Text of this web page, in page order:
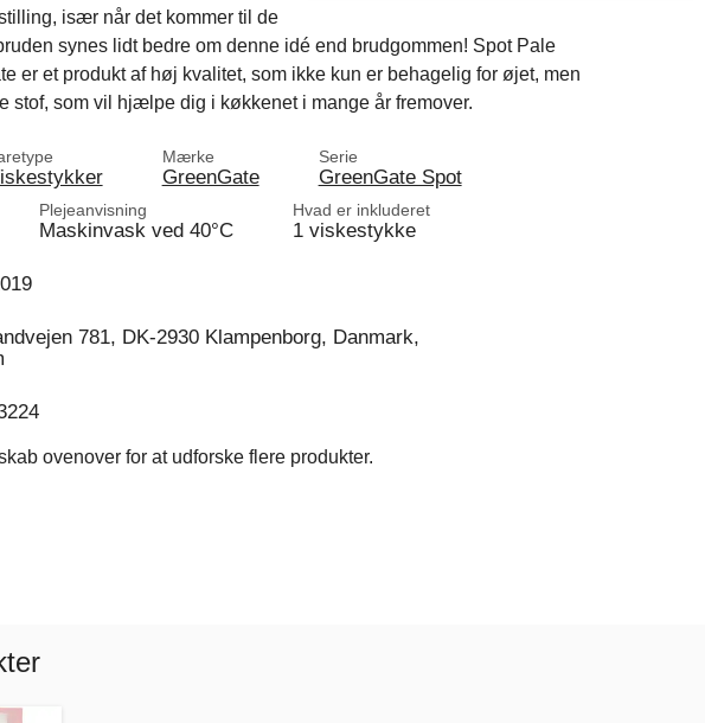
især når det kommer til de
synes lidt bedre om denne idé end brudgommen! Spot Pale
er et produkt af høj kvalitet, som ikke kun er behagelig for øjet, men
stof, som vil hjælpe dig i køkkenet i mange år fremover.
Mærke
GreenGate
Serie
GreenGate Spot
Plejeanvisning
Maskinvask ved 40°C
Hvad er inkluderet
1 viskestykke
781, DK-2930 Klampenborg, Danmark,
ovenover for at udforske flere produkter.